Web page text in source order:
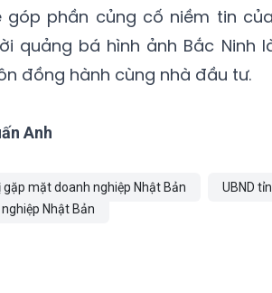
góp phần củng cố niềm tin
quảng bá hình ảnh Bắc
đồng hành cùng nhà đầu tư.
Anh
gặp mặt doanh nghiệp Nhật Bản UBND
Nhật Bản